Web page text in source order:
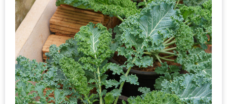
ACCOUNT
NEW
FACEBOOK
TIMELINE
POLICY
OKTOBERFEST